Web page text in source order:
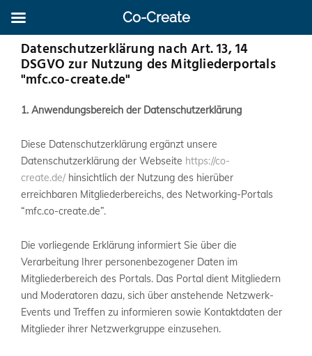
Datenschutzerklärung nach Art. 13, 14
DSGVO zur Nutzung des Mitgliederportals
"mfc.co-create.de"
1. Anwendungsbereich der Datenschutzerklärung
Diese Datenschutzerklärung ergänzt unsere
Datenschutzerklärung der Webseite https://co-
create.de/ hinsichtlich der Nutzung des hierüber
erreichbaren Mitgliederbereichs, des Networking-Portals
“mfc.co-create.de”.
Die vorliegende Erklärung informiert Sie über die
Verarbeitung Ihrer personenbezogener Daten im
Mitgliederbereich des Portals. Das Portal dient Mitgliedern
und Moderatoren dazu, sich über anstehende Netzwerk-
Events und Treffen zu informieren sowie Kontaktdaten der
Mitglieder ihrer Netzwerkgruppe einzusehen.
Co-Create